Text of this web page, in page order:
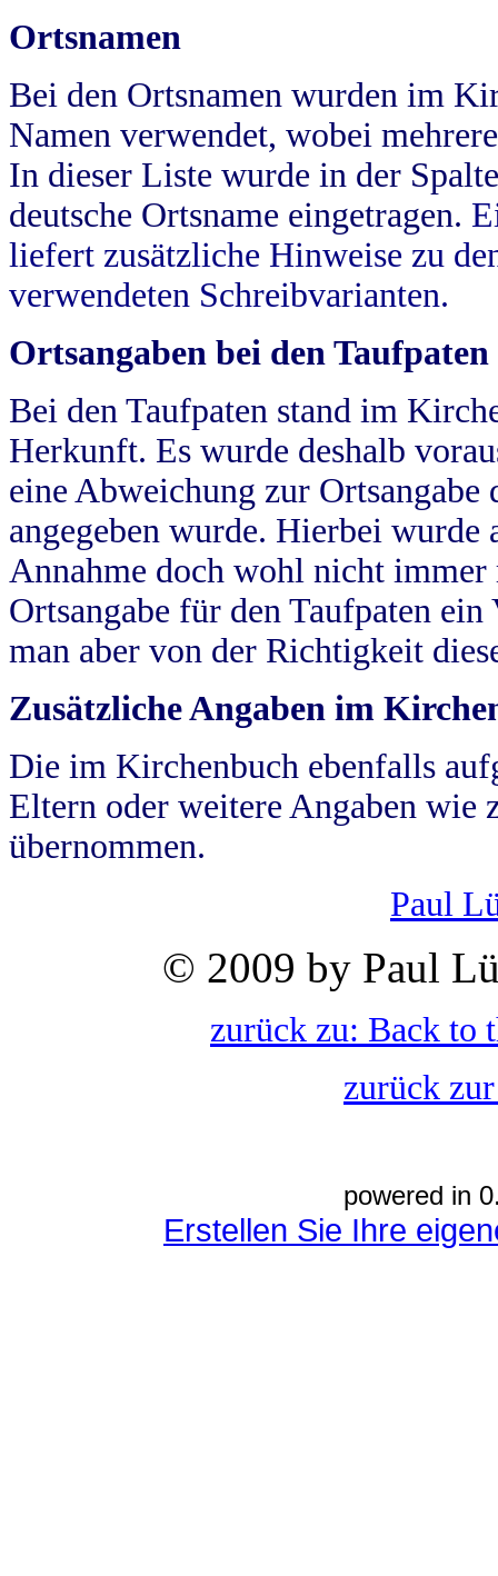
Ortsnamen
Bei den Ortsnamen wurden im
Namen verwendet, wobei
In dieser Liste wurde in der
deutsche Ortsname eingetragen.
liefert zusätzliche Hinweise zu
verwendeten Schreibvarianten.
Ortsangaben bei den Taufpaten
Bei den Taufpaten stand im
Herkunft. Es wurde deshalb
eine Abweichung zur
angegeben wurde. Hierbei wurde
Annahme doch wohl nicht
Ortsangabe für den Taufpaten
man aber von der Richtigkeit
Zusätzliche Angaben im
Die im Kirchenbuch ebenfalls
Eltern oder weitere Angaben wie
übernommen.
Paul
© 2009 by Paul
zurück zu: Back to
zurück
powered in
Erstellen Sie Ihre